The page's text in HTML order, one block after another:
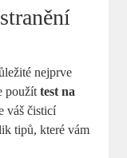
nejprve
použíttest na
váš čisticí
tipů, které vám